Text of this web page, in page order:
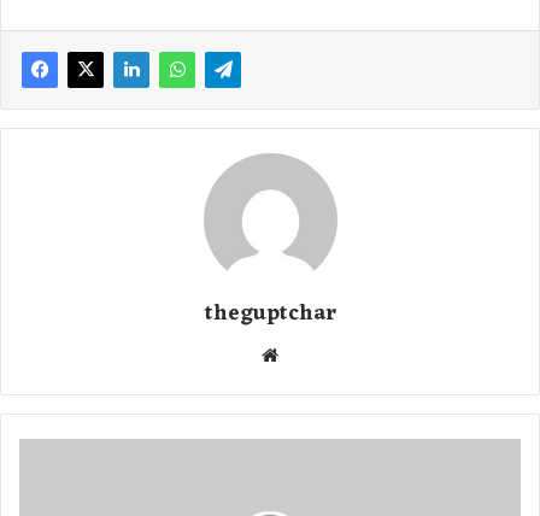
theguptchar
te